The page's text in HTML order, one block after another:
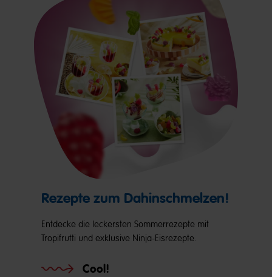
Rezepte zum Dahinschmelzen!
Entdecke die leckersten Sommerrezepte mit
Tropifrutti und exklusive Ninja-Eisrezepte.
Cool!